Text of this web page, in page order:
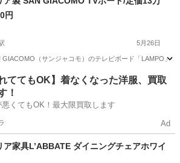
円
5月26日
GIACOMO（サンジャコモ）のテレビボード「LAMPO」
駅 収納家具 イタリア製
れててもOK】着なくなった洋服、買取
！
くてもOK！最大限買取します
Ad
ア家具L’ABBATE ダイニングチェアホワイ